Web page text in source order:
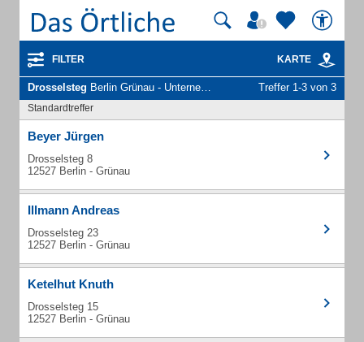
FILTER KARTE
Drosselsteg Berlin Grünau - Unternehmen und Personen Treffer 1-3 von 3
Standardtreffer
Beyer Jürgen
Drosselsteg 8
12527 Berlin - Grünau
Illmann Andreas
Drosselsteg 23
12527 Berlin - Grünau
Ketelhut Knuth
Drosselsteg 15
12527 Berlin - Grünau